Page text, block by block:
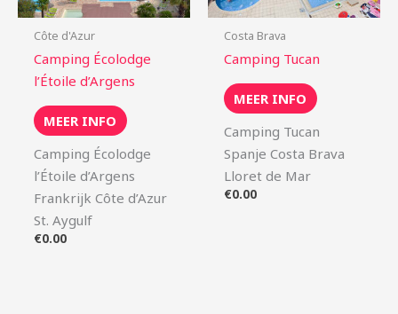
Côte d'Azur
Camping Écolodge
l’Étoile d’Argens
MEER INFO
Camping Écolodge
l’Étoile d’Argens
Frankrijk Côte d’Azur
St. Aygulf
€0.00
Costa Brava
Camping Tucan
MEER INFO
Camping Tucan
Spanje Costa Brava
Lloret de Mar
€0.00